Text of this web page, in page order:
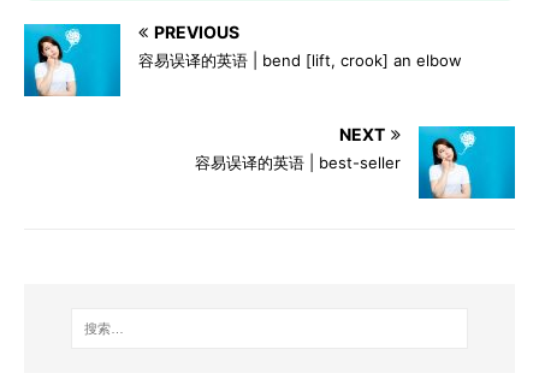
PREVIOUS
容易误译的英语 | bend [lift, crook] an elbow
NEXT
容易误译的英语 | best-seller